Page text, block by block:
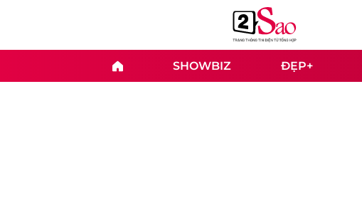
SHOWBIZ ĐẸP+